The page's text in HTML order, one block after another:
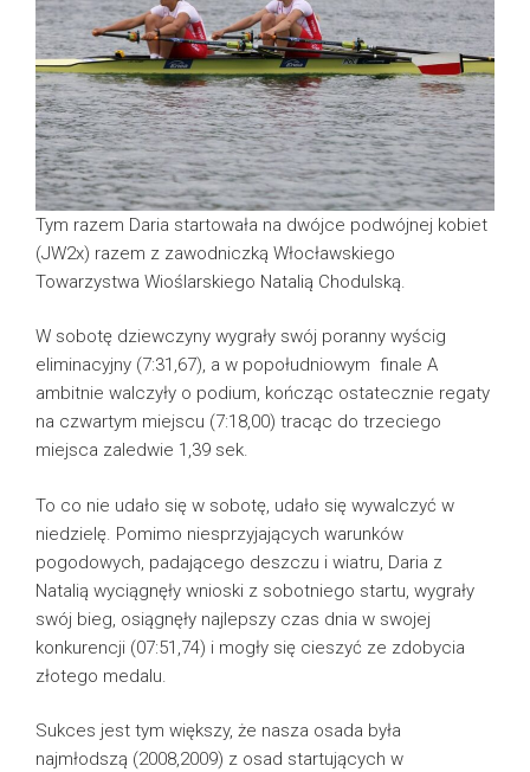
Tym razem Daria startowała na dwójce podwójnej kobiet
(JW2x) razem z zawodniczką Włocławskiego
Towarzystwa Wioślarskiego Natalią Chodulską.
W sobotę dziewczyny wygrały swój poranny wyścig
eliminacyjny (7:31,67), a w popołudniowym finale A
ambitnie walczyły o podium, kończąc ostatecznie regaty
na czwartym miejscu (7:18,00) tracąc do trzeciego
miejsca zaledwie 1,39 sek.
To co nie udało się w sobotę, udało się wywalczyć w
niedzielę. Pomimo niesprzyjających warunków
pogodowych, padającego deszczu i wiatru, Daria z
Natalią wyciągnęły wnioski z sobotniego startu, wygrały
swój bieg, osiągnęły najlepszy czas dnia w swojej
konkurencji (07:51,74) i mogły się cieszyć ze zdobycia
złotego medalu.
Sukces jest tym większy, że nasza osada była
najmłodszą (2008,2009) z osad startujących w